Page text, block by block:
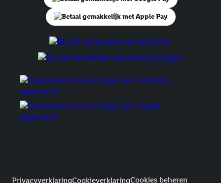
PrivacyverklaringCookieverklaringCookies beheren